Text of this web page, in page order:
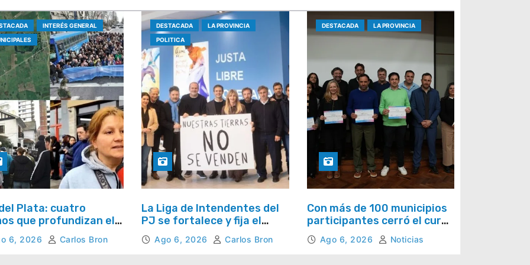
INTERÉS GENERAL
Plata: cuatro
que profundizan el
por la seguridad y la
del Estado
6, 2026 Carlos Bron
DESTACADA
LA PROVINCIA
POLITICA
La Liga de Intendentes del
PJ se fortalece y fija el
rumbo hacia 2027
Ago 6, 2026 Carlos Bron
DESTACADA LA PROVINCIA
Con más de 100 municipios
participantes cerró el curso
de crisis climática en La
Provincia
Ago 6, 2026 Noticias